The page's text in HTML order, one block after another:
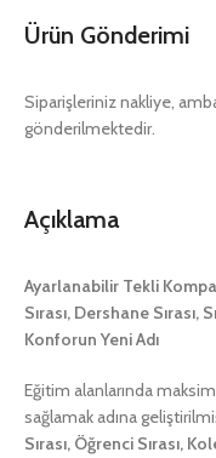
Ürün Gönderimi
Siparişleriniz nakliye,
gönderilmektedir.
Açıklama
Ayarlanabilir Tekli
Sırası, Dershane Sırası,
Konforun Yeni Adı
Eğitim alanlarında
sağlamak adına
Sırası, Öğrenci Sırası,